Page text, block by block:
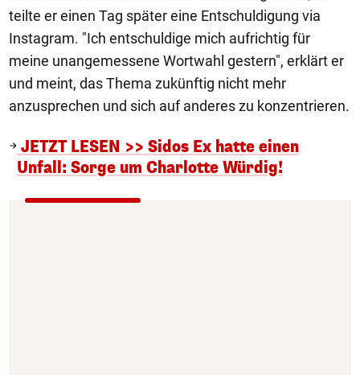
teilte er einen Tag später eine Entschuldigung via
Instagram. "Ich entschuldige mich aufrichtig für
meine unangemessene Wortwahl gestern", erklärt er
und meint, das Thema zukünftig nicht mehr
anzusprechen und sich auf anderes zu konzentrieren.
JETZT LESEN >> Sidos Ex hatte einen
Unfall: Sorge um Charlotte Würdig!